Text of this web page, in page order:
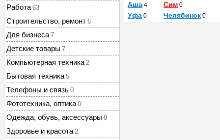
Работа 63
Строительство, ремонт 6
Для бизнеса 7
Детские товары 7
Компьютерная техника 2
Бытовая техника 5
Телефоны и связь 0
Фототехника, оптика 0
Одежда, обувь, аксессуары 0
Здоровье и красота 2
Аша 4 Сим 0
Уфа 0 Челябинск 0